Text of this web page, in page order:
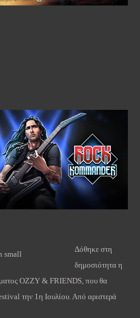
Δόθηκε στη
δημοσιότητα η
OZZY & FRIENDS, που θα
την 1η Ιουλίου. Από αριστερά